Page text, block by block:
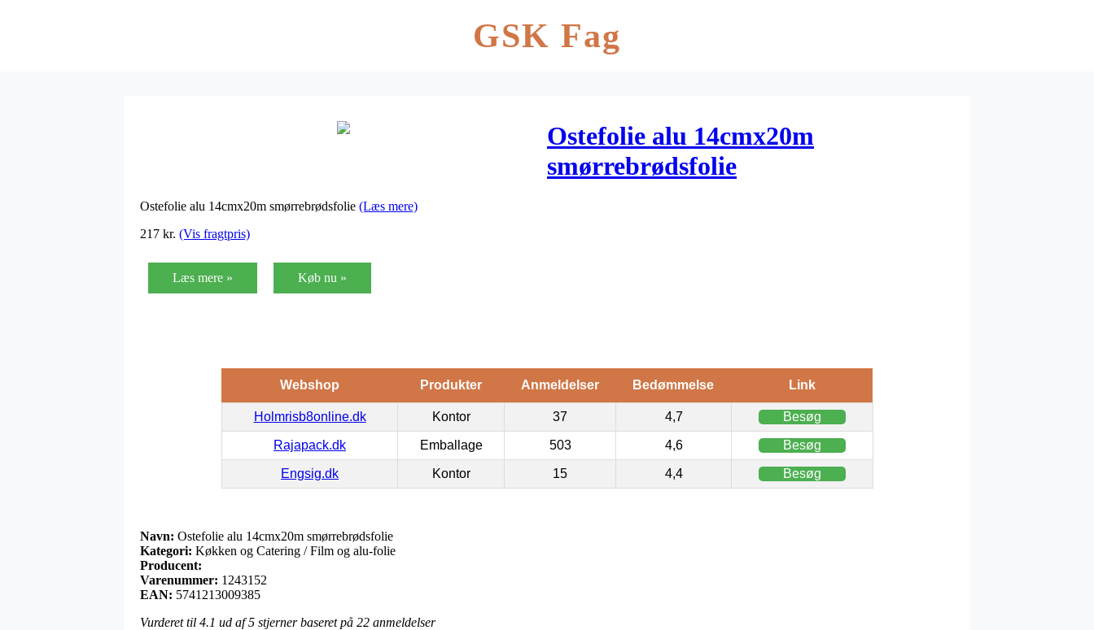
GSK Fag
Ostefolie alu 14cmx20m
smørrebrødsfolie
Ostefolie alu 14cmx20m smørrebrødsfolie (Læs mere)
217 kr. (Vis fragtpris)
Læs mere » Køb nu »
Webshop Produkter Anmeldelser Bedømmelse Link
Holmrisb8online.dk Kontor 37 4,7 Besøg
Rajapack.dk Emballage 503 4,6 Besøg
Engsig.dk Kontor 15 4,4 Besøg
Navn: Ostefolie alu 14cmx20m smørrebrødsfolie
Kategori: Køkken og Catering / Film og alu-folie
Producent:
Varenummer: 1243152
EAN: 5741213009385
Vurderet til 4.1 ud af 5 stjerner baseret på 22 anmeldelser